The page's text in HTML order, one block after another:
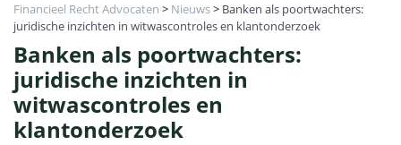
Financieel Recht Advocaten > Nieuws> Banken als poortwachters:
juridische inzichten in witwascontroles en klantonderzoek
Banken als poortwachters:
juridische inzichten in
witwascontroles en
klantonderzoek